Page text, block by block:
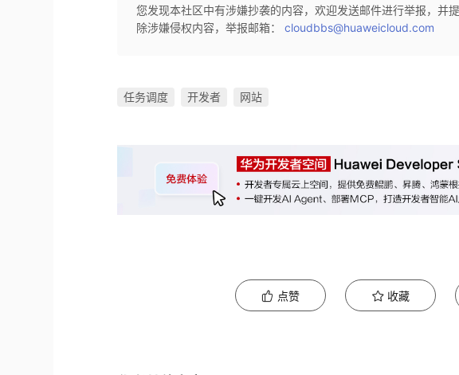
您发现本社区中有涉嫌抄袭的内容，欢迎发送邮件进行举报，并
除涉嫌侵权内容，举报邮箱：cloudbbs@huaweicloud.com
任务调度 开发者 网站
点赞 收藏